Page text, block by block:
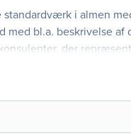
standardværk i almen
med bl.a. beskrivelse
der